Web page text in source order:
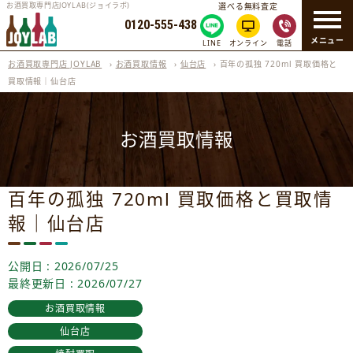
メニュー
お酒買取専門店JOYLAB(ジョイラボ)
0120-555-438
選べる無料査定
LINE オンライン 電話
お酒買取専門店 JOYLAB › お酒買取情報 › 仙台店 › 百年の孤独 720ml 買取価格と
買取情報｜仙台店
お酒買取情報
百年の孤独 720ml 買取価格と買取情
報｜仙台店
公開日 : 2026/07/25
最終更新日 : 2026/07/27
お酒買取情報
仙台店